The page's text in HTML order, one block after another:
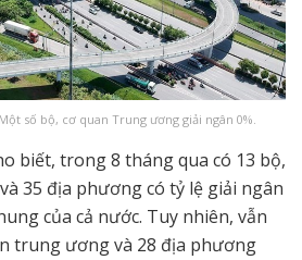
số bộ, cơ quan Trung ương giải ngân 0%.
biết, trong 8 tháng qua có 13 bộ,
35 địa phương có tỷ lệ giải ngân
của cả nước. Tuy nhiên, vẫn
trung ương và 28 địa phương